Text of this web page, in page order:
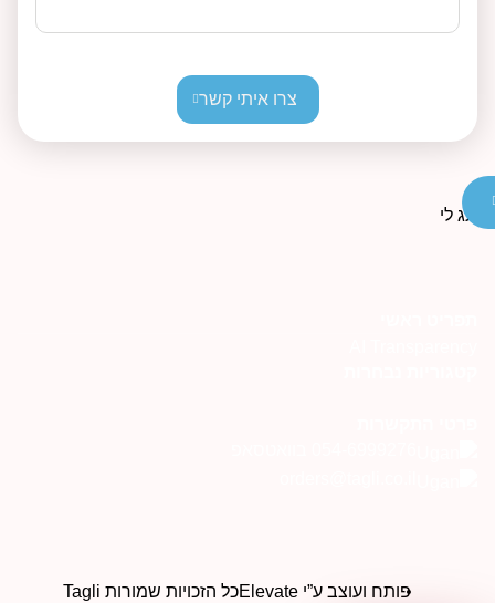
צרו איתי קשר
פותח ועוצב ע”י Elevate כל הזכויות שמורות Tagli